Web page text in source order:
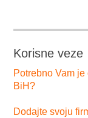
Korisne veze
Potrebno Vam
BiH?
Dodajte svoju